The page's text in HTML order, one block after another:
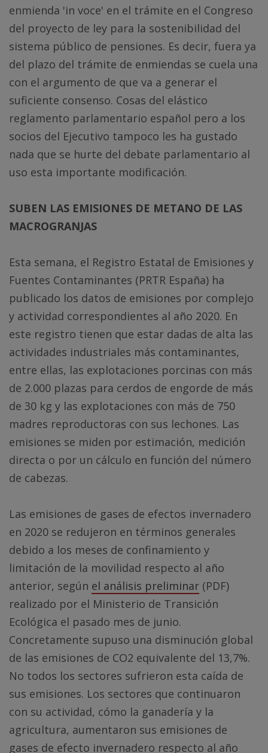
enmienda 'in voce' en el trámite en el Congreso
del proyecto de ley para la sostenibilidad del
sistema público de pensiones. Es decir, fuera ya
del plazo del trámite de enmiendas se cuela una
con el argumento de que va a generar el
suficiente consenso. Cosas del elástico
reglamento parlamentario español pero a los
socios del Ejecutivo tampoco les ha gustado
nada que se hurte del debate parlamentario al
uso esta importante modificación.
SUBEN LAS EMISIONES DE METANO DE LAS
MACROGRANJAS
Esta semana, el Registro Estatal de Emisiones y
Fuentes Contaminantes (PRTR España) ha
publicado los datos de emisiones por complejo
y actividad correspondientes al año 2020. En
este registro tienen que estar dadas de alta las
actividades industriales más contaminantes,
entre ellas, las explotaciones porcinas con más
de 2.000 plazas para cerdos de engorde de más
de 30 kg y las explotaciones con más de 750
madres reproductoras con sus lechones. Las
emisiones se miden por estimación, medición
directa o por un cálculo en función del número
de cabezas.
Las emisiones de gases de efectos invernadero
en 2020 se redujeron en términos generales
debido a los meses de confinamiento y
limitación de la movilidad respecto al año
anterior, según el análisis preliminar (PDF)
realizado por el Ministerio de Transición
Ecológica el pasado mes de junio.
Concretamente supuso una disminución global
de las emisiones de CO2 equivalente del 13,7%.
No todos los sectores sufrieron esta caída de
sus emisiones. Los sectores que continuaron
con su actividad, cómo la ganadería y la
agricultura, aumentaron sus emisiones de
gases de efecto invernadero respecto al año